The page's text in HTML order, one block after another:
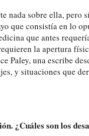
sobre ella, pero
que consistía en lo
que antes
la apertura
una escribe
y situaciones que
¿Cuáles son los